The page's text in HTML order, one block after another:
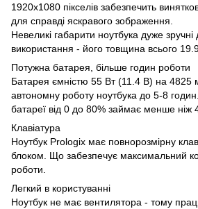
1920x1080 пікселів забезпечить
для справді яскравого зображення.
Невеликі габарити ноутбука дуже
використання - його товщина всього
Потужна батарея, більше годин роботи
Батарея ємністю 55 Вт (11.4 В) на 4825
автономну роботу ноутбука до 5-8
батареї від 0 до 80% займає менше ніж
Клавіатура
Ноутбук Prologix має повнорозмірну
блоком. Що забезпечує максимальний
роботи.
Легкий в користуванні
Ноутбук не має вентилятора - тому